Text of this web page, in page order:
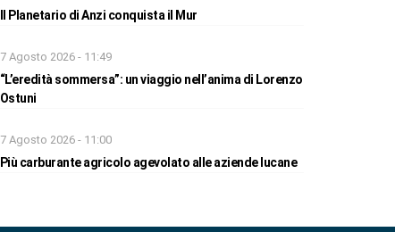
Il Planetario di Anzi conquista il Mur
7 Agosto 2026 - 11:49
“L’eredità sommersa”: un viaggio nell’anima di Lorenzo
Ostuni
7 Agosto 2026 - 11:00
Più carburante agricolo agevolato alle aziende lucane